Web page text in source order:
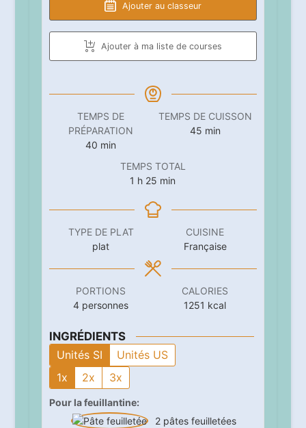
Ajouter au classeur
Ajouter à ma liste de courses
TEMPS DE
PRÉPARATION
40 minutes
min
TEMPS DE CUISSON
45minutes
min
TEMPS TOTAL
1 heure
h 25 minutes
min
TYPE DE PLAT
plat
CUISINE
Française
PORTIONS
4 personnes
CALORIES
1251 kcal
INGRÉDIENTS
Unités SI
Unités US
1x
2x 3x
Pour la feuillantine:
2 pâtes feuilletées